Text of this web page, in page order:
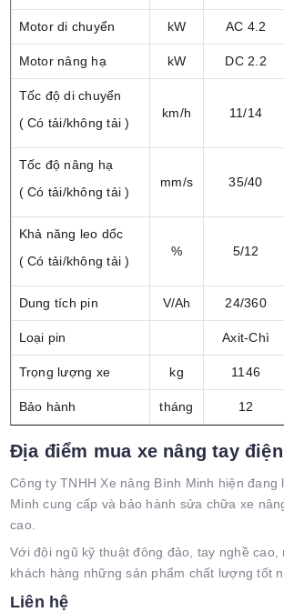
Motor di chuyển kW AC 4.2
Motor nâng hạ kW DC 2.2
Tốc độ di chuyển
( Có tải/không tải )
km/h 11/14
Tốc độ nâng hạ
( Có tải/không tải )
mm/s 35/40
Khả năng leo dốc
( Có tải/không tải )
% 5/12
Dung tích pin V/Ah 24/360
Loại pin Axit-Chì
Trọng lượng xe kg 1146
Bảo hành tháng 12
Địa điểm mua xe nâng tay
Công ty TNHH Xe nâng Bình Minh hiện
Minh cung cấp và bảo hành sửa chữa xe
cao.
Với đội ngũ kỹ thuật đông đảo, tay nghề
khách hàng những sản phẩm chất lượng tốt
Liên hệ